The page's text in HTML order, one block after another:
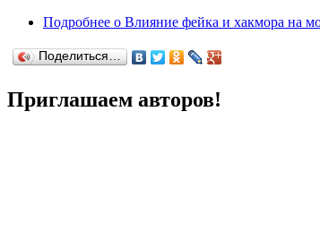
Подробнее о Влияние фейка и хакмора на
Поделиться…
Приглашаем авторов!